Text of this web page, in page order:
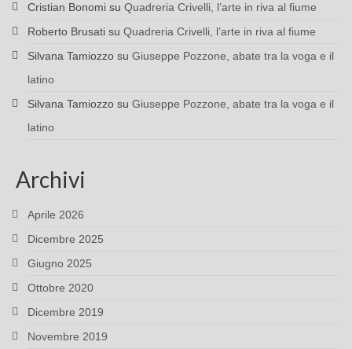
Cristian Bonomi su Quadreria Crivelli, l’arte in riva al fiume
Roberto Brusati su Quadreria Crivelli, l’arte in riva al fiume
Silvana Tamiozzo su Giuseppe Pozzone, abate tra la voga e il
latino
Silvana Tamiozzo su Giuseppe Pozzone, abate tra la voga e il
latino
Archivi
Aprile 2026
Dicembre 2025
Giugno 2025
Ottobre 2020
Dicembre 2019
Novembre 2019